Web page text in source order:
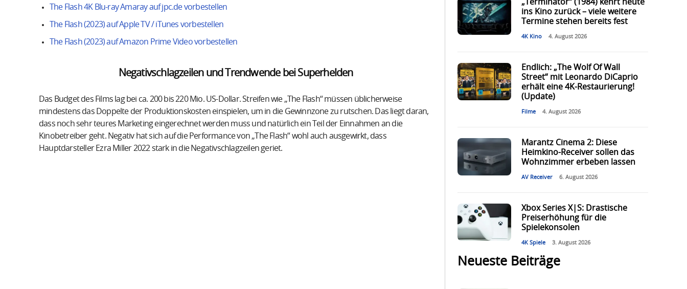
The Flash 4K Blu-ray Amaray auf jpc.de vorbestellen
The Flash (2023) auf Apple TV / iTunes vorbestellen
The Flash (2023) auf Amazon Prime Video vorbestellen
Negativschlagzeilen und Trendwende bei Superhelden
Das Budget des Films lag bei ca. 200 bis 220 Mio. US-Dollar. Streifen wie „The Flash“ müssen üblicherweise
mindestens das Doppelte der Produktionskosten einspielen, um in die Gewinnzone zu rutschen. Das liegt daran,
dass noch sehr teures Marketing eingerechnet werden muss und natürlich ein Teil der Einnahmen an die
Kinobetreiber geht. Negativ hat sich auf die Performance von „The Flash“ wohl auch ausgewirkt, dass
Hauptdarsteller Ezra Miller 2022 stark in die Negativschlagzeilen geriet.
„Terminator“ (1984) kehrt heute
ins Kino zurück – viele weitere
Termine stehen bereits fest
4K Kino 4. August 2026
Endlich: „The Wolf Of Wall
Street“ mit Leonardo DiCaprio
erhält eine 4K-Restaurierung!
(Update)
Filme 4. August 2026
Marantz Cinema 2: Diese
Heimkino-Receiver sollen das
Wohnzimmer erbeben lassen
AV Receiver 6. August 2026
Xbox Series X|S: Drastische
Preiserhöhung für die
Spielekonsolen
4K Spiele 3. August 2026
Neueste Beiträge